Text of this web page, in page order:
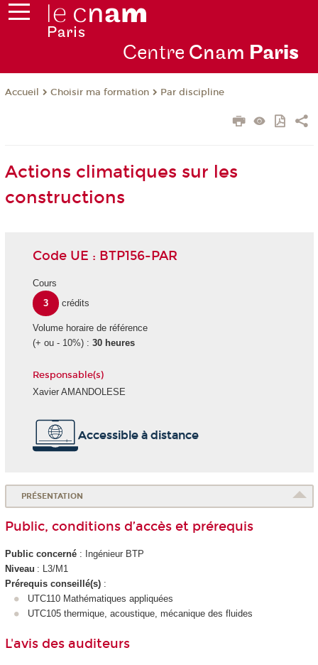
Centre Cnam Paris
Accueil Choisir ma formation Par discipline
Actions climatiques sur les
constructions
Code UE : BTP156-PAR
Cours
3
crédits
Volume horaire de référence
(+ ou - 10%) : 30 heures
Responsable(s)
Xavier AMANDOLESE
Accessible à distance
PRÉSENTATION
Public, conditions d’accès et prérequis
Public concerné: Ingénieur BTP
Niveau : L3/M1
Prérequis conseillé(s):
UTC110 Mathématiques appliquées
UTC105 thermique, acoustique, mécanique des fluides
L'avis des auditeurs